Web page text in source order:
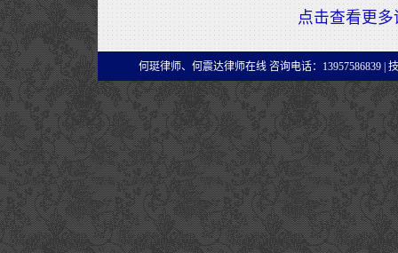
点击查看更多
何珽律师、何震达律师在线 咨询电话：13957586839 |